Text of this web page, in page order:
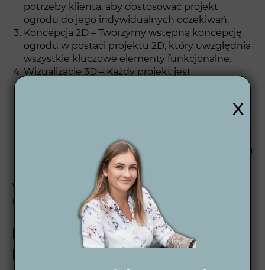
potrzeby klienta, aby dostosować projekt
ogrodu do jego indywidualnych oczekiwań.
Koncepcja 2D – Tworzymy wstępną koncepcję
ogrodu w postaci projektu 2D, który uwzględnia
wszystkie kluczowe elementy funkcjonalne.
Wizualizacje 3D – Każdy projekt jest
nocy, co ułatwia klientowi wyobrażenie sobie
zawiera wszystkie szczegóły techniczne, które są
niezbędne do realizacji ogrodu.
Więcej informacji o naszym procesie znajdziesz
tutaj 👉
Proces projektowania ogrodu
Projekt ogrodu w
Prochowicach
x